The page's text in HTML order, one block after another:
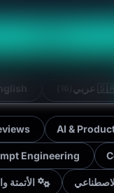
🇸🇦 عربي
AI &
Engineering
الأتمتة